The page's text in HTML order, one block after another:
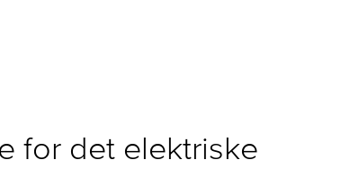
for det elektriske